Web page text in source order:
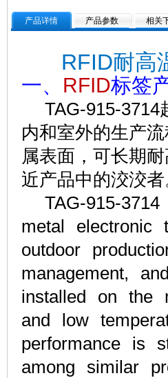
产品详情 产品参数 相关
RFID耐高
一、 RFID标签
TAG-915-3714
内和室外的生产
属表面，可长期
近产品中的洨洨者
TAG-915-
metal
outdoor
management,
installed on the
and low
performance is
among similar